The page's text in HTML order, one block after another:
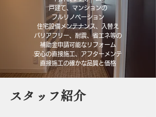
戸建て、マンションの
フルリノベーション
住宅設備メンテナンス、入替え
バリアフリー、耐震、省エネ等の
補助金申請可能なリフォーム
安心の直接施工、アフターメンテ
直接施工の確かな品質と価格
スタッフ紹介